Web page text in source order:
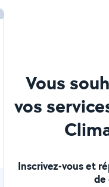
Vous
vos
Inscrivez-vous et
de